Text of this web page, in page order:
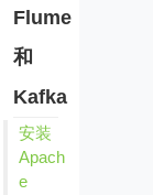
Flume
和
Kafka
安装
Apach
e